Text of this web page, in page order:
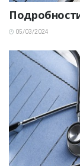
05/03/2024